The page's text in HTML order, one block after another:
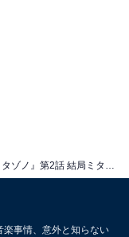
の準備にも追わ
です。
楽事情、意外と知らない